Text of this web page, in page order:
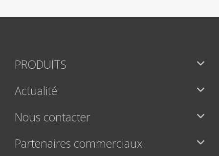
PRODUITS
Actualité
Nous contacter
Partenaires commerciaux